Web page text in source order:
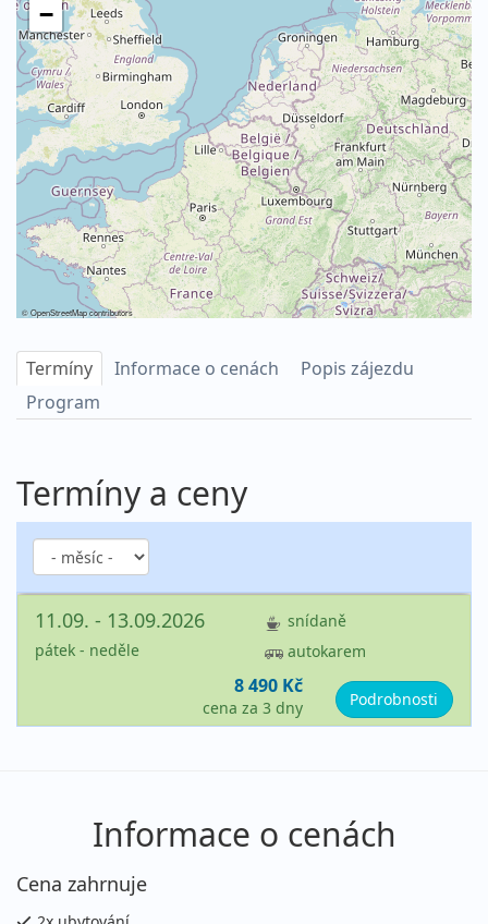
−
©OpenStreetMapcontributors
Termíny Informace o cenách
Popis zájezdu
Program
Termíny a ceny
11.09. - 13.09.2026
pátek - neděle
snídaně
autokarem
8 490 Kč
cena za 3 dny Podrobnosti
Informace o cenách
Cena zahrnuje